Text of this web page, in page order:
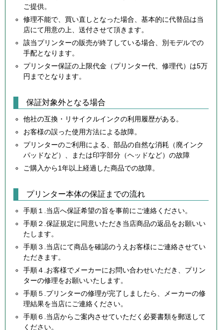
ご提供。
修理不能で、買い直しとなった場合、基本的に代替品は当
店にて用意の上、送付させて頂きます。
該当プリンターの販売が終了している場合、別モデルでの
手配となります。
プリンター保証の上限代金（プリンター代、修理代）は5万
円までとなります。
保証対象外となる場合
他社の互換・リサイクルインクの利用履歴がある。
お客様の誤った使用方法による故障。
プリンターのご利用による、部品の自然な消耗（廃インク
パッドなど）、または印字部分（ヘッドなど）の故障
ご購入から1年以上経過した商品での故障。
プリンター本体の保証までの流れ
手順１.当店へ保証希望の旨を事前にご連絡ください。
手順２.保証規定に同意いただき当店商品の返品をお願いい
たします。
手順３.当店にて商品を確認のうえお客様にご連絡させてい
ただきます。
手順４.お客様でメーカーにお問い合わせいただき、プリン
ターの修理をお願いいたします。
手順５.プリンターの修理が完了しましたら、メーカーの修
理結果を当店にご連絡ください。
手順６.当店からご案内させていただく必要書類を郵送して
ください。